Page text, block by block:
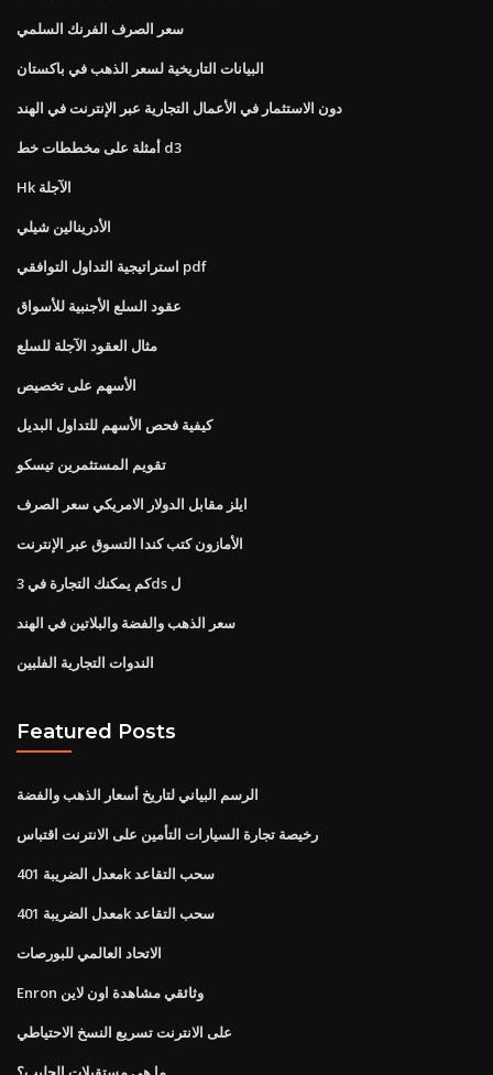
سعر الصرف الفرنك السلمي
البيانات التاريخية لسعر الذهب في باكستان
دون الاستثمار في الأعمال التجارية عبر الإنترنت في الهند
أمثلة على مخططات خط d3
Hk الآجلة
الأدرينالين شيلي
استراتيجية التداول التوافقي pdf
عقود السلع الأجنبية للأسواق
مثال العقود الآجلة للسلع
الأسهم على تخصيص
كيفية فحص الأسهم للتداول البديل
تقويم المستثمرين تيسكو
ايلز مقابل الدولار الامريكي سعر الصرف
الأمازون كتب كندا التسوق عبر الإنترنت
كم يمكنك التجارة في 3ds ل
سعر الذهب والفضة والبلاتين في الهند
الندوات التجارية الفلبين
Featured Posts
الرسم البياني لتاريخ أسعار الذهب والفضة
رخيصة تجارة السيارات التأمين على الانترنت اقتباس
معدل الضريبة 401k سحب التقاعد
معدل الضريبة 401k سحب التقاعد
الاتحاد العالمي للبورصات
Enron وثائقي مشاهدة اون لاين
على الانترنت تسريع النسخ الاحتياطي